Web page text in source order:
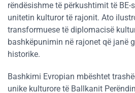
rëndësishme të përkushtimit të BE-
unitetin kulturor të rajonit. Ato
transformuese të diplomacisë
bashkëpunimin në rajonet që janë
historike​​​.
Bashkimi Evropian mbështet
unike kulturore të Ballkanit